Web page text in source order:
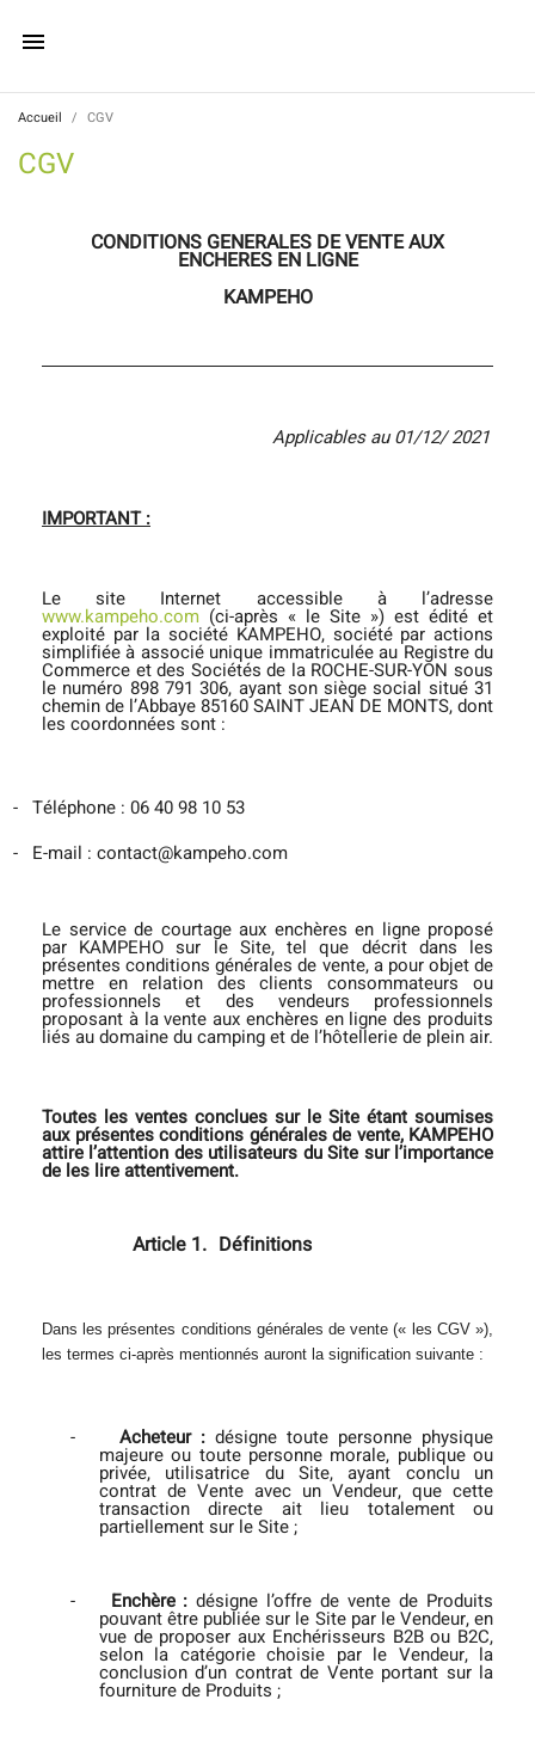

Accueil CGV
CGV
CONDITIONS GENERALES DE VENTE AUX
ENCHERES EN LIGNE
KAMPEHO
Applicables au 01/12/ 2021
IMPORTANT :
Le site Internet accessible à l’adresse
www.kampeho.com (ci-après « le Site ») est édité et
exploité par la société KAMPEHO, société par actions
simplifiée à associé unique immatriculée au Registre du
Commerce et des Sociétés de la ROCHE-SUR-YON sous
le numéro 898 791 306, ayant son siège social situé 31
chemin de l’Abbaye 85160 SAINT JEAN DE MONTS, dont
les coordonnées sont :
- Téléphone : 06 40 98 10 53
- E-mail : contact@kampeho.com
Le service de courtage aux enchères en ligne proposé
par KAMPEHO sur le Site, tel que décrit dans les
présentes conditions générales de vente, a pour objet de
mettre en relation des clients consommateurs ou
professionnels et des vendeurs professionnels
proposant à la vente aux enchères en ligne des produits
liés au domaine du camping et de l’hôtellerie de plein air.
Toutes les ventes conclues sur le Site étant soumises
aux présentes conditions générales de vente, KAMPEHO
attire l’attention des utilisateurs du Site sur l’importance
de les lire attentivement.
Article 1. Définitions
Dans les présentes conditions générales de vente (« les CGV »),
les termes ci-après mentionnés auront la signification suivante :
- Acheteur :désigne toute personne physique
majeure ou toute personne morale, publique ou
privée, utilisatrice du Site, ayant conclu un
contrat de Vente avec un Vendeur, que cette
transaction directe ait lieu totalement ou
partiellement sur le Site ;
- Enchère :désigne l’offre de vente de Produits
pouvant être publiée sur le Site par le Vendeur, en
vue de proposer aux Enchérisseurs B2B ou B2C,
selon la catégorie choisie par le Vendeur, la
conclusion d’un contrat de Vente portant sur la
fourniture de Produits ;